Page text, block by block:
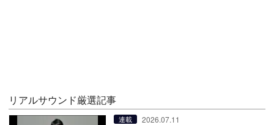
リアルサウンド厳選記事
連載 2026.07.11